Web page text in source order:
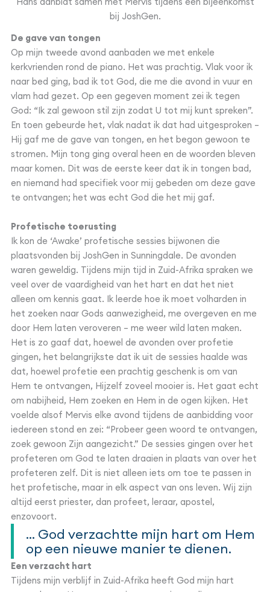
bij JoshGen.
De gave van tongen
Op mijn tweede avond aanbaden we met enkele
kerkvrienden rond de piano. Het was prachtig. Vlak voor ik
naar bed ging, bad ik tot God, die me die avond in vuur en
vlam had gezet. Op een gegeven moment zei ik tegen
God: “Ik zal gewoon stil zijn zodat U tot mij kunt spreken”.
En toen gebeurde het, vlak nadat ik dat had uitgesproken –
Hij gaf me de gave van tongen, en het begon gewoon te
stromen. Mijn tong ging overal heen en de woorden bleven
maar komen. Dit was de eerste keer dat ik in tongen bad,
en niemand had specifiek voor mij gebeden om deze gave
te ontvangen; het was echt God die het mij gaf.
Profetische toerusting
Ik kon de ‘Awake’ profetische sessies bijwonen die
plaatsvonden bij JoshGen in Sunningdale. De avonden
waren geweldig. Tijdens mijn tijd in Zuid-Afrika spraken we
veel over de vaardigheid van het hart en dat het niet
alleen om kennis gaat. Ik leerde hoe ik moet volharden in
het zoeken naar Gods aanwezigheid, me overgeven en me
door Hem laten veroveren – me weer wild laten maken.
Het is zo gaaf dat, hoewel de avonden over profetie
gingen, het belangrijkste dat ik uit de sessies haalde was
dat, hoewel profetie een prachtig geschenk is om van
Hem te ontvangen, Hijzelf zoveel mooier is. Het gaat echt
om nabijheid, Hem zoeken en Hem in de ogen kijken. Het
voelde alsof Mervis elke avond tijdens de aanbidding voor
iedereen stond en zei: “Probeer geen woord te ontvangen,
zoek gewoon Zijn aangezicht.” De sessies gingen over het
profeteren om God te laten draaien in plaats van over het
profeteren zelf. Dit is niet alleen iets om toe te passen in
het profetische, maar in elk aspect van ons leven. Wij zijn
altijd eerst priester, dan profeet, leraar, apostel,
enzovoort.
... God verzachtte mijn hart om Hem
op een nieuwe manier te dienen.
Een verzacht hart
Tijdens mijn verblijf in Zuid-Afrika heeft God mijn hart